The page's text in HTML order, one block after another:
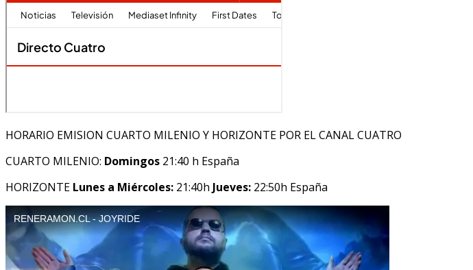
HORARIO EMISION CUARTO MILENIO Y HORIZONTE POR EL CANAL CUATRO
CUARTO MILENIO: Domingos 21:40 h España
HORIZONTE Lunes a Miércoles: 21:40h Jueves: 22:50h España